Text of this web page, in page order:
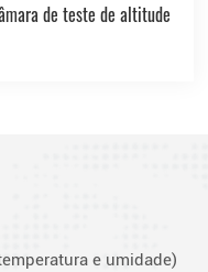
de teste de altitude
e umidade)